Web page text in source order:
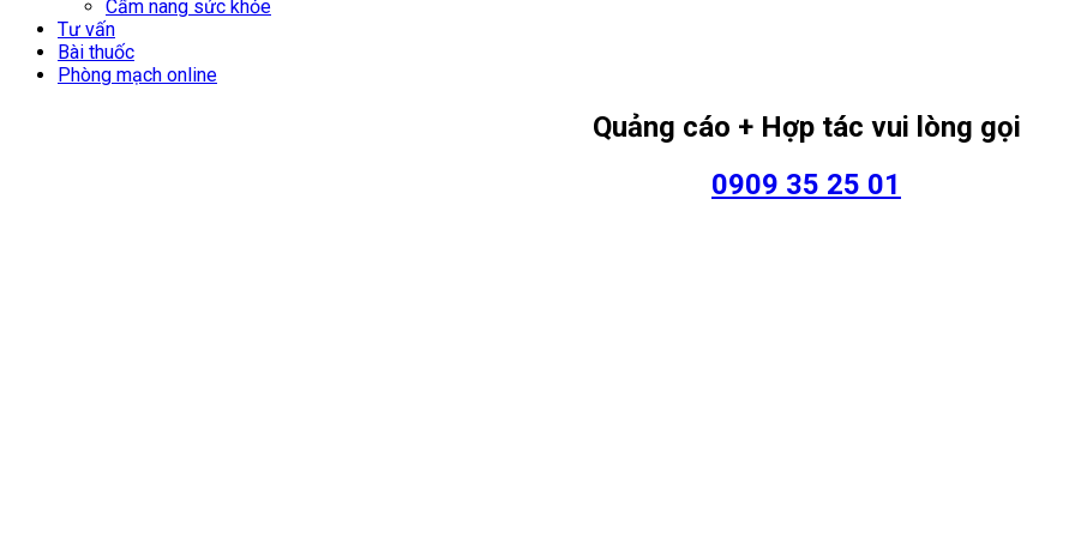
Cẩm nang sức khỏe
Tư vấn
Bài thuốc
Phòng mạch online
Quảng cáo + Hợp tác vui lòng gọi
0909 35 25 01